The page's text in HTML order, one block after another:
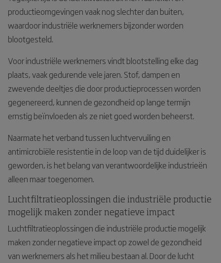
productieomgevingen vaak nog slechter dan buiten,
waardoor industriële werknemers bijzonder worden
blootgesteld.
Voor industriële werknemers vindt blootstelling elke dag
plaats, vaak gedurende vele jaren. Stof, dampen en
zwevende deeltjes die door productieprocessen worden
gegenereerd, kunnen de gezondheid op lange termijn
ernstig beïnvloeden als ze niet goed worden beheerst.
Naarmate het verband tussen luchtvervuiling en
antimicrobiële resistentie in de loop van de tijd duidelijker is
geworden, is het belang van verantwoordelijke industrieën
alleen maar toegenomen.
Luchtfiltratieoplossingen die industriële productie
mogelijk maken zonder negatieve impact
Luchtfiltratieoplossingen die industriële productie mogelijk
maken zonder negatieve impact op zowel de gezondheid
van werknemers als het milieu bestaan al. Door de lucht